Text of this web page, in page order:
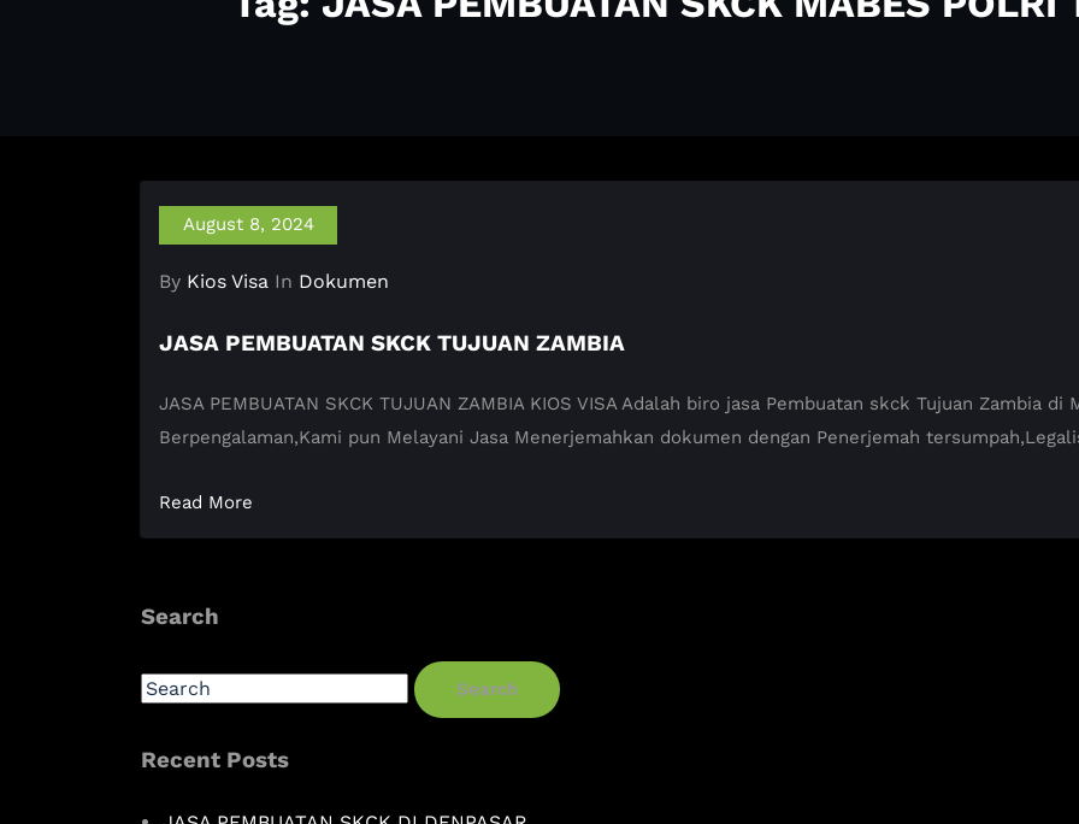
August 8, 2024
By Kios Visa In Dokumen
JASA PEMBUATAN SKCK TUJUAN ZAMBIA
JASA PEMBUATAN SKCK TUJUAN ZAMBIA KIOS VISA Adalah biro jasa Pembuatan skck Tujuan Zambia
Berpengalaman,Kami pun Melayani Jasa Menerjemahkan dokumen dengan Penerjemah
Read More
Search
Search
Recent Posts